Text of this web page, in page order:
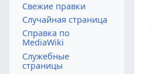
Свежие правки
Случайная страница
Справка по
MediaWiki
Служебные
страницы